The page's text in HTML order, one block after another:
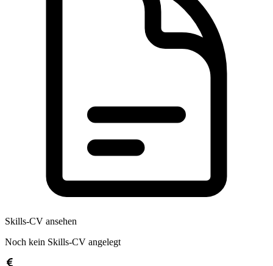
Skills-CV ansehen
Noch kein Skills-CV angelegt